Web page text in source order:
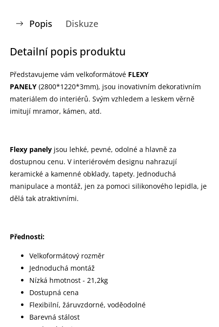
Popis Diskuze
Detailní popis produktu
Představujeme vám velkoformátové FLEXY
PANELY (2800*1220*3mm), jsou inovativním dekorativním
materiálem do interiérů. Svým vzhledem a leskem věrně
imitují mramor, kámen, atd.
Flexy panely jsou lehké, pevné, odolné a hlavně za
dostupnou cenu. V interiérovém designu nahrazují
keramické a kamenné obklady, tapety. Jednoduchá
manipulace a montáž, jen za pomoci silikonového lepidla, je
dělá tak atraktivními.
Přednosti:
Velkoformátový rozměr
Jednoduchá montáž
Nízká hmotnost - 21,2kg
Dostupná cena
Flexibilní, žáruvzdorné, voděodolné
Barevná stálost